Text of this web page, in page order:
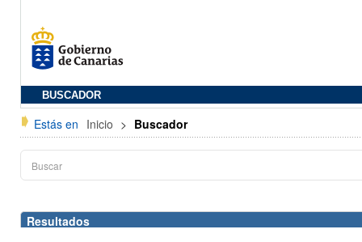
BUSCADOR
Estás en Inicio > Buscador
Resultados